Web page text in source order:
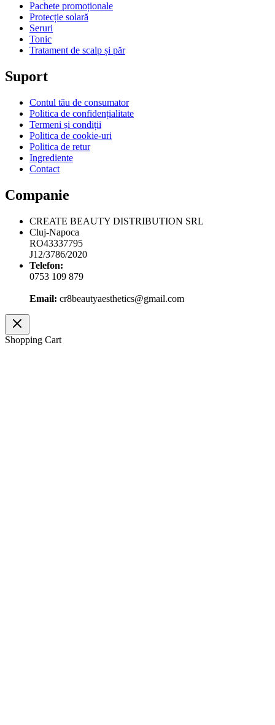
Pachete promoționale
Protecție solară
Seruri
Tonic
Tratament de scalp și păr
Suport
Contul tău de consumator
Politica de confidențialitate
Termeni și condiții
Politica de cookie-uri
Politica de retur
Ingrediente
Contact
Companie
CREATE BEAUTY DISTRIBUTION SRL
Cluj-Napoca
RO43337795
J12/3786/2020
Telefon:
0753 109 879
Email: cr8beautyaesthetics@gmail.com
Shopping Cart